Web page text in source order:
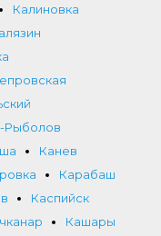
Калиновка
Рыболов
Канев
Карабаш
Каспийск
Кашары